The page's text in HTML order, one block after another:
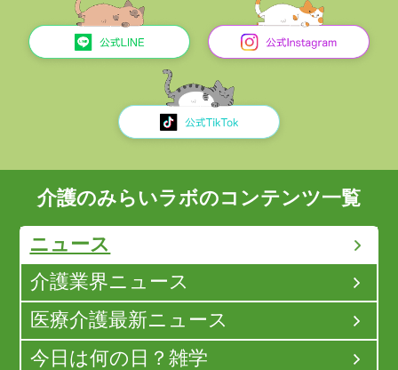
介護のみらいラボのコンテンツ一覧
ニュース
介護業界ニュース
医療介護最新ニュース
今日は何の日？雑学